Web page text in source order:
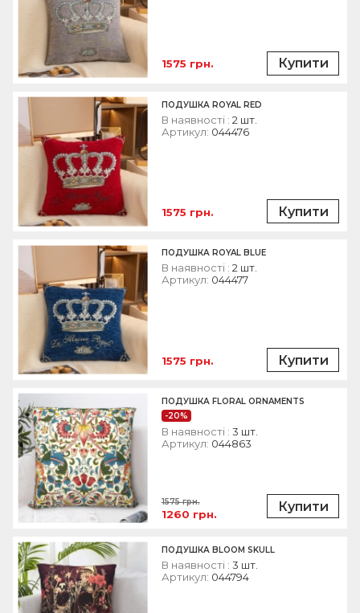
1575 грн. Купити
В наявності : 2 шт.
Артикул: 044476
ПОДУШКА ROYAL RED
1575 грн. Купити
В наявності : 2 шт.
Артикул: 044477
ПОДУШКА ROYAL BLUE
1575 грн. Купити
В наявності : 3 шт.
Артикул: 044863
-20%
ПОДУШКА FLORAL ORNAMENTS
1575 грн.
1260 грн. Купити
В наявності : 3 шт.
Артикул: 044794
ПОДУШКА BLOOM SKULL